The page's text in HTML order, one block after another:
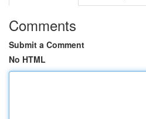
Comments
Submit a Comment
No HTML